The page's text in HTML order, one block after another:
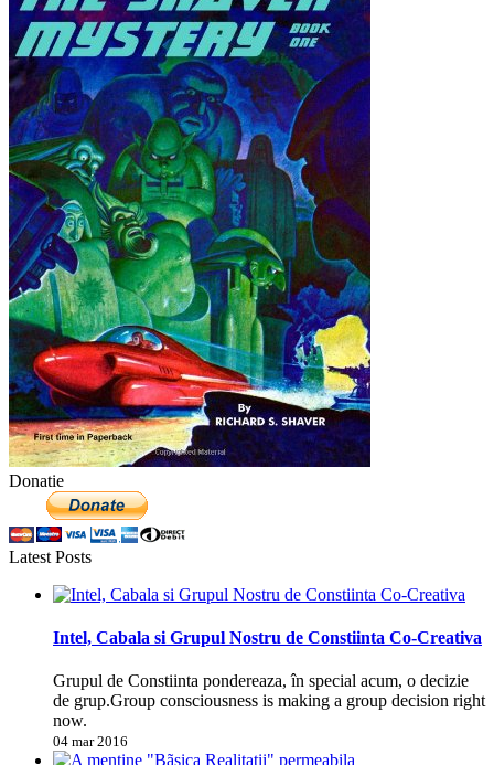
Donatie
Latest Posts
Intel, Cabala si Grupul Nostru de Constiinta Co-Creativa
Grupul de Constiinta pondereaza, în special acum, o decizie
de grup.Group consciousness is making a group decision right
now.
04 mar 2016